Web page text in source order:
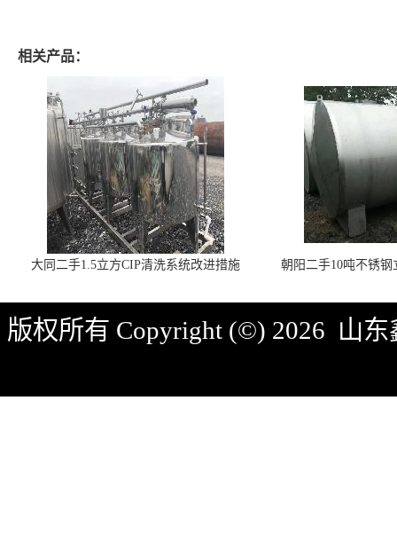
相关产品：
大同二手1.5立方CIP清洗系统改进措施 朝阳二手10吨不锈
版权所有 Copyright (©) 2026 山